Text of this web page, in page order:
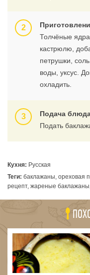
Толчёные
кастрюлю,
петрушки,
воды, уксус.
охладить.
Подача
Подать
Кухня: Русская
Теги: баклажаны, ореховая
рецепт, жареные